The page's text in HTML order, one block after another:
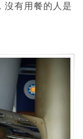
沒有用餐的人是